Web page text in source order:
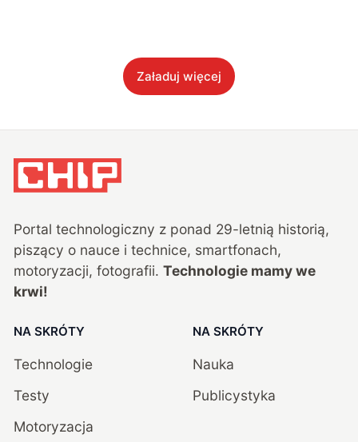
Załaduj więcej
Portal technologiczny z ponad 29-letnią historią,
piszący o nauce i technice, smartfonach,
motoryzacji, fotografii. Technologie mamy we
krwi!
NA SKRÓTY
Technologie
Testy
Motoryzacja
NA SKRÓTY
Nauka
Publicystyka